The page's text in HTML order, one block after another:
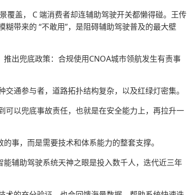
覆盖， C 端消费者却连辅助驾驶开关都懒得碰。王传
带来的 “不敢用”，是阻碍辅助驾驶普及的最大壁
出兜底政策：合规使用CNOA城市领航发生有责事
通参与者，道路拓扑结构复杂，以及红绿灯密集。
以兜底事故责任，也就是在安全能力上，再拉升一
事，而是需要技术和体系能力的整套支撑。
辅助驾驶系统天神之眼是投入数千人，迭代近三年